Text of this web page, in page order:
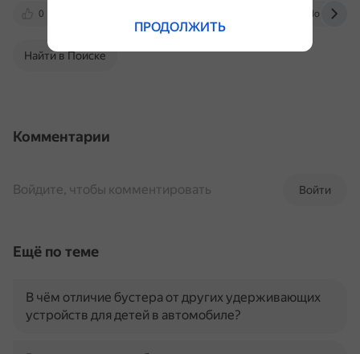
0 www.babyblog.ru
Найти в Поиске
Комментарии
Войти
Войдите, чтобы комментировать
Ещё по теме
В чём отличие бустера от других удерживающих
устройств для детей в автомобиле?
ПРОДОЛЖИТЬ